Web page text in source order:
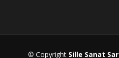
© Copyright Sille Sanat